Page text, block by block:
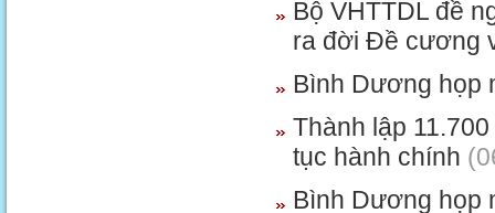
Bộ VHTTDL đề
ra đời Đề cương
Bình Dương họp
Thành lập
tục hành chính
Bình Dương họp